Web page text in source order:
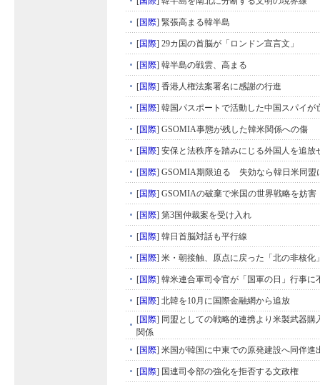
[国際] 緊張高まる韓半島
[国際] 29カ国の首脳が「ロンドン宣言文」
[国際] 韓半島の戦雲、高まる
[国際] 香港人権法案署名に感謝の行進
[国際] 韓国パスポートで活動した中国スパイが
[国際] GSOMIA事態が残した韓米関係への傷
[国際] 安保と法秩序を踏みにじる外国人を追放
[国際] GSOMIA期限迫る 失効なら韓日米同盟
[国際] GSOMIAの破棄で米国の世界戦略を妨害
[国際] 第3国仲裁案を受け入れ
[国際] 韓日首脳対話も平行線
[国際] 米・朝接触、原点に戻った「北の非核化
[国際] 韓米連合軍司令官が「国軍の日」行事に
[国際] 北韓を10月に国際金融網から追放
[国際] 同盟としての戦略的連携より米製武器購
関係
[国際] 米国が韓国に中東での原発建設へ同伴進
[国際] 国連司令部の強化を拒否する文政権